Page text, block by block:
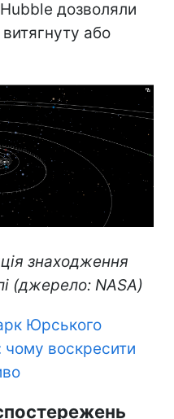
дозволяли
або
знаходження
(джерело: NASA)
Юрського
чому воскресити